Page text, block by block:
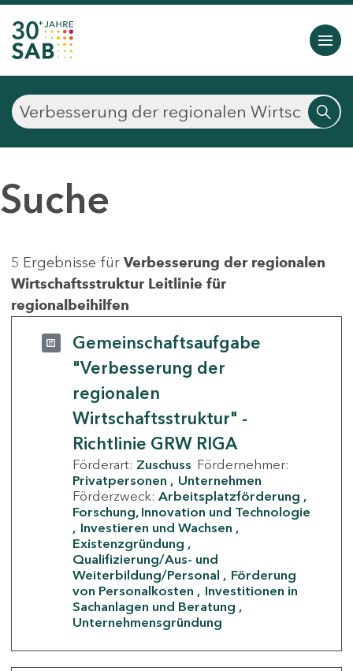
Suche
5 Ergebnisse für Verbesserung der regionalen
Wirtschaftsstruktur Leitlinie für
regionalbeihilfen
Gemeinschaftsaufgabe
"Verbesserung der
regionalen
Wirtschaftsstruktur" -
Richtlinie GRW RIGA
Förderart: Zuschuss Fördernehmer:
Privatpersonen
Unternehmen
Förderzweck: Arbeitsplatzförderung
Forschung, Innovation und Technologie
Investieren und Wachsen
Existenzgründung
Qualifizierung/Aus- und
Weiterbildung/Personal
Förderung
von Personalkosten
Investitionen in
Sachanlagen und Beratung
Unternehmensgründung